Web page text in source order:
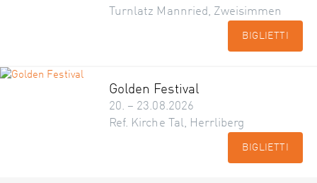
Turnlatz Mannried, Zweisimmen
BIGLIETTI
Golden Festival
20. – 23.08.2026
Ref. Kirche Tal, Herrliberg
BIGLIETTI